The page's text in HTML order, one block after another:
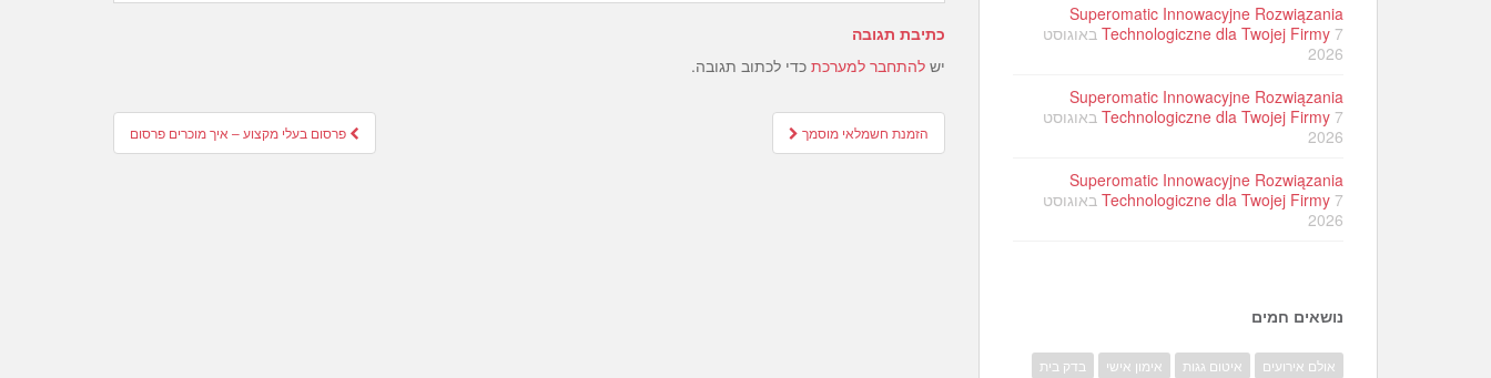
כתיבת תגובה
יש להתחבר למערכת כדי לכתוב תגובה.
Post
navigation
פרסום בעלי מקצוע – איך מוכרים פרסום הזמנת חשמלאי מוסמך
Superomatic Innowacyjne Rozwiązania
Technologiczne dla Twojej Firmy 7 באוגוסט
2026
Superomatic Innowacyjne Rozwiązania
Technologiczne dla Twojej Firmy 7 באוגוסט
2026
Superomatic Innowacyjne Rozwiązania
Technologiczne dla Twojej Firmy 7 באוגוסט
2026
נושאים חמים
אולם אירועים איטום גגות אימון אישי
בדק בית